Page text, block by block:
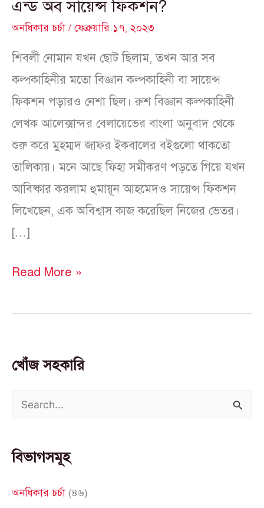
এন্ড অব সায়েন্স ফিকশন?
অনধিকার চর্চা / ফেব্রুয়ারি ১৭, ২০২৩
শিবলী নোমান যখন ছোট ছিলাম, তখন আর সব
কল্পকাহিনীর মতো বিজ্ঞান কল্পকাহিনী বা সায়েন্স
ফিকশন পড়ারও নেশা ছিল। রুশ বিজ্ঞান কল্পকাহিনী
লেখক আলেক্সান্দর বেলায়েভের বাংলা অনুবাদ থেকে
শুরু করে মুহম্মদ জাফর ইকবালের বইগুলো থাকতো
তালিকায়। মনে আছে ফিহা সমীকরণ পড়তে গিয়ে যখন
আবিষ্কার করলাম হুমায়ূন আহমেদও সায়েন্স ফিকশন
লিখেছেন, এক অবিশ্বাস কাজ করেছিল নিজের ভেতর।
[…]
Read More »
খোঁজ সহকারি
a
c
বিভাগসমূহ
অনধিকার চর্চা (৪৬)